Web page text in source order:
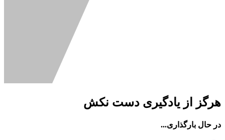
از یادگیری دست نکش
بارگذاری...